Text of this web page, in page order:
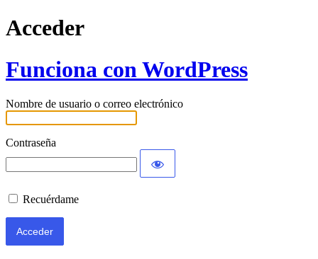
Acceder
Funciona con WordPress
Nombre de usuario o correo electrónico
Contraseña
Recuérdame